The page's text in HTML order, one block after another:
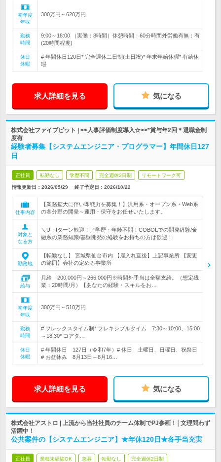
初年度
年収
300万円～620万円
勤務
時間
9:00～18:00 （実働：8時間）休憩時間：60分時間外労働有無：有
(20時間程度)
休日
休暇
# 年間休日120日* 完全週休二日制(土日祝)* 年末年始休暇* 有給休
暇
求人詳細を見る 気になる
株式会社ファイブピット | <<人事評価制度導入☆>>*賞与年2回＊退職金制
度有
経験者募集【システムエンジニア・プログラマー】年間休日127
日
正社員 転勤なし 学歴不問 完全週休2日制 リモートワーク可
情報更新日：2026/05/29 終了予定日： 2026/10/22
仕事内容
【業務拡大に伴い即戦力を募集！】汎用系・オープン系・Web系
の各分野の開発～運用・保守をお任せいたします。
対象と
なる方
＼U・Iターン歓迎！／学歴・年齢不問！COBOLでの開発経験/金
融系の業務知識/基盤開発の経験をお持ちの方は歓迎！
勤務地
【転勤なし】 宮城県仙台市内 【雇入れ直後】上記事業所 【変更
の範囲】会社の定める事業所
給与
月給 200,000円～266,000円※時間外手当は全額支給。（想定残
業：20時間/月）【あなたの経験・スキルをお…
初年度
年収
300万円～510万円
勤務
時間
# フレックスタイム制* フレキシブルタイム 7:30～10:00、15:00
～18:30* コアタ…
休日
休暇
# 年間休日 127日（令和7年）# 休日 土曜日、日曜日、祝祭日
# お盆休み 8月13日～8月16…
求人詳細を見る 気になる
株式会社アストロ | 上流から当社社員のチーム体制でPJ参画！│文理問わず
活躍中！
公共案件の【システムエンジニア】★年休120日★各手当充実
正社員 業種未経験OK 急募 転勤なし 完全週休2日制